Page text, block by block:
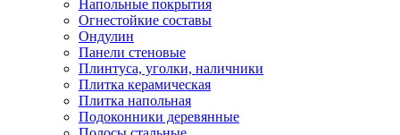
Напольные покрытия
Огнестойкие составы
Ондулин
Панели стеновые
Плинтуса, уголки, наличники
Плитка керамическая
Плитка напольная
Подоконники деревянные